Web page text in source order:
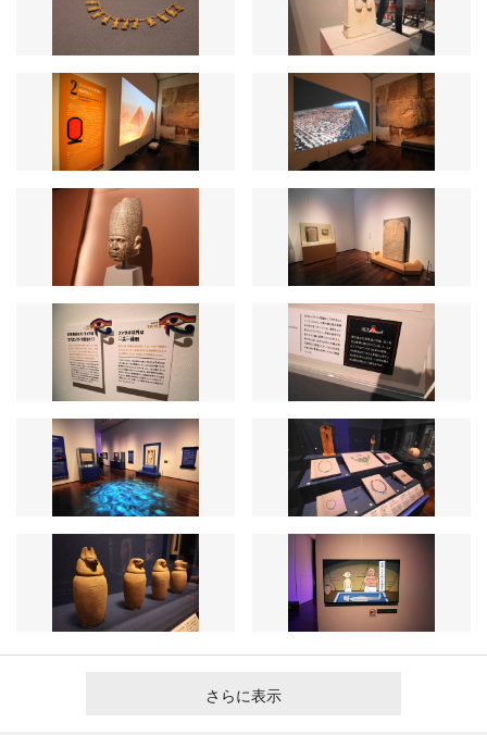
さらに表示